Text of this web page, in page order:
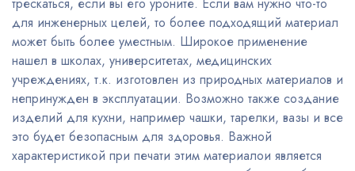
трескаться, если вы его уроните. Если вам нужно что-то
для инженерных целей, то более подходящий материал
может быть более уместным. Широкое применение
нашел в школах, университетах, медицинских
учреждениях, т.к. изготовлен из природных материалов и
непринужден в эксплуатации. Возможно также создание
изделий для кухни, например чашки, тарелки, вазы и все
это будет безопасным для здоровья. Важной
характеристикой при печати этим материалои является